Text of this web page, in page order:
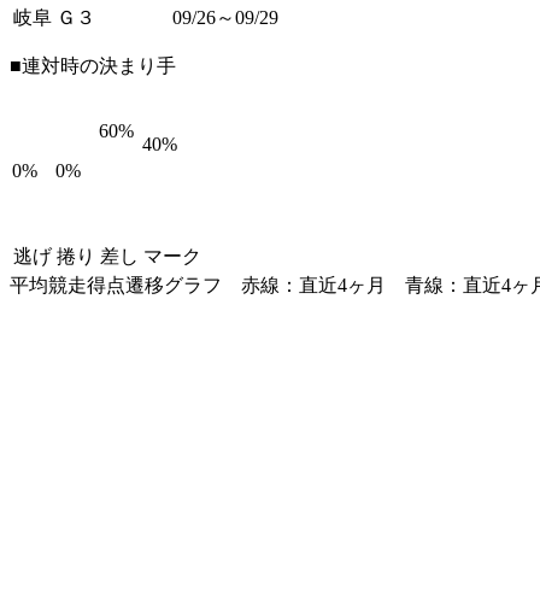
岐阜 Ｇ３
09/26～09/29
■連対時の決まり手
0% 0%
60%
40%
逃げ 捲り 差し マーク
平均競走得点遷移グラフ 赤線：直近4ヶ月 青線：直近4ヶ